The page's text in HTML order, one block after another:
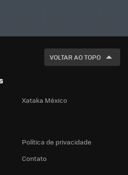
VOLTAR AO TOPO
Xataka México
Política de privacidade
Contato